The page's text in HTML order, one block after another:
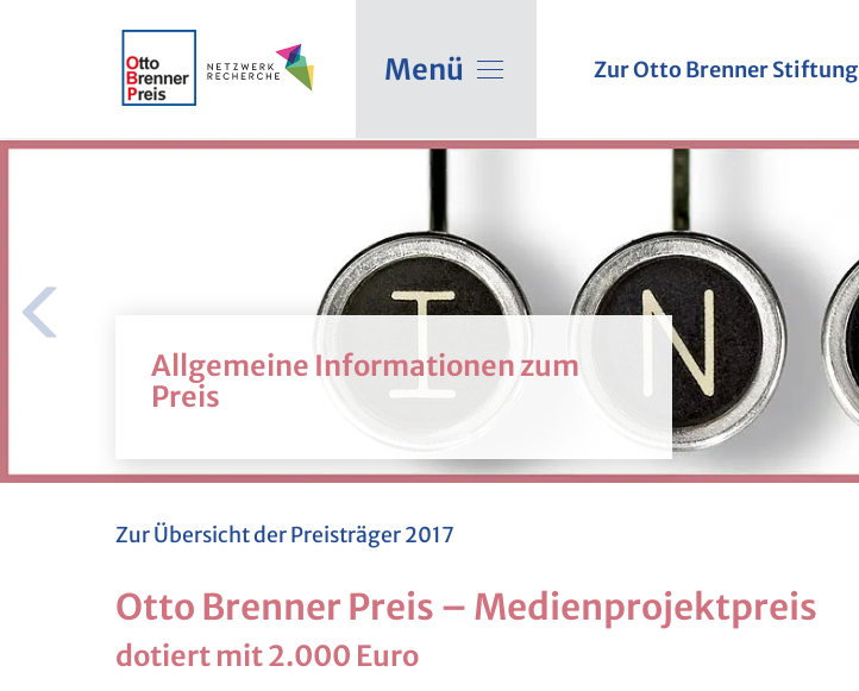
Menü Zur Otto Bren­ner Stif­tung
All­ge­mei­ne In­for­ma­tio­nen zum
Preis
Zur Über­sicht der Preis­trä­ger 2017
Otto Bren­ner Preis – Me­di­en­pro­jekt­preis
do­tiert mit 2.000 Euro